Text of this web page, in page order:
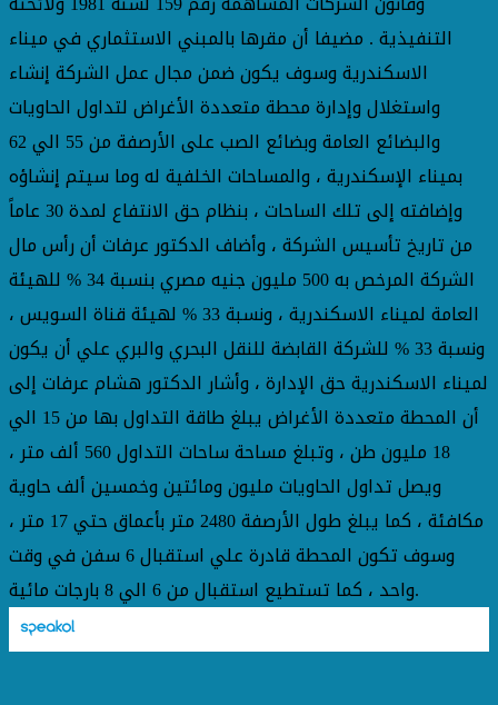
التنفيذية . مضيفا أن مقرها بالمبني الاستثماري في ميناء
الاسكندرية وسوف يكون ضمن مجال عمل الشركة إنشاء
واستغلال وإدارة محطة متعددة الأغراض لتداول الحاويات
والبضائع العامة وبضائع الصب على الأرصفة من 55 الي 62
بميناء الإسكندرية ، والمساحات الخلفية له وما سيتم إنشاؤه
وإضافته إلى تلك الساحات ، بنظام حق الانتفاع لمدة 30 عاماً
من تاريخ تأسيس الشركة ، وأضاف الدكتور عرفات أن رأس مال
الشركة المرخص به 500 مليون جنيه مصري بنسبة 34 % للهيئة
العامة لميناء الاسكندرية ، ونسبة 33 % لهيئة قناة السويس ،
ونسبة 33 % للشركة القابضة للنقل البحري والبري علي أن يكون
لميناء الاسكندرية حق الإدارة ، وأشار الدكتور هشام عرفات إلى
أن المحطة متعددة الأغراض يبلغ طاقة التداول بها من 15 الي
18 مليون طن ، وتبلغ مساحة ساحات التداول 560 ألف متر ،
ويصل تداول الحاويات مليون ومائتين وخمسين ألف حاوية
مكافئة ، كما يبلغ طول الأرصفة 2480 متر بأعماق حتي 17 متر ،
وسوف تكون المحطة قادرة علي استقبال 6 سفن في وقت
واحد ، كما تستطيع استقبال من 6 الي 8 بارجات مائية.